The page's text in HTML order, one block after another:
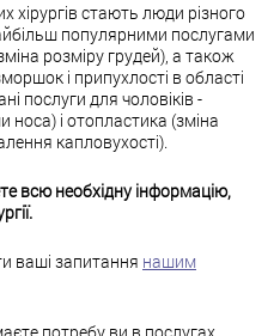
хірургів стають люди різного
популярними послугами
розміру грудей), а також
і припухлості в області
послуги для чоловіків -
і отопластика (зміна
капловухості).
всю необхідну інформацію,
ваші запитання нашим